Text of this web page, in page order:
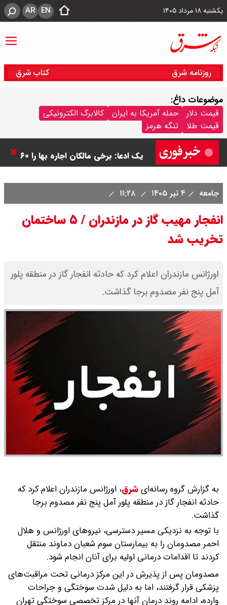
یکشنبه ۱۸ مرداد ۱۴۰۵ EN
AR
روزنامه شرق کتاب شرق
موضوعات داغ:
قیمت دلار حمله آمریکا به ایران
کالابرگ الکترونیکی
قیمت طلا
تنگه هرمز
یک ادعا: برخی مالکان اجاره بها را ۶۰
درصد افزایش می دهند
رهبر انقلاب با مسعود پزشکیان دیدار
امیر جهانشاهی: پای نظامی آمریکایی
به ایران باز شود آن را قطع می‌کنیم +
ونس در بن‌بست سیاسی قرار دارد
جامعه ۴ تیر ۱۴۰۵
انفجار مهیب گاز در مازندران / ۵ ساختمان
تخریب شد
اورژانس مازندران اعلام کرد که حادثه انفجار گاز در منطقه پلور
آمل پنج نفر مصدوم برجا گذاشت.
به گزارش گروه رسانه‌ایشرق، اورژانس مازندران اعلام کرد که
حادثه انفجار گاز در منطقه پلور آمل پنج نفر مصدوم برجا
گذاشت.
با توجه به نزدیکی مسیر دسترسی، نیروهای اورژانس و هلال
احمر مصدومان را به بیمارستان سوم شعبان دماوند منتقل
کردند تا اقدامات درمانی اولیه برای آنان انجام شود.
مصدومان پس از پذیرش در این مرکز درمانی تحت مراقبت‌های
پزشکی قرار گرفتند، اما به دلیل شدت سوختگی و جراحات
وارده، ادامه روند درمان آنها در مرکز تخصصی سوختگی تهران